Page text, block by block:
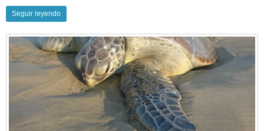
Seguir leyendo